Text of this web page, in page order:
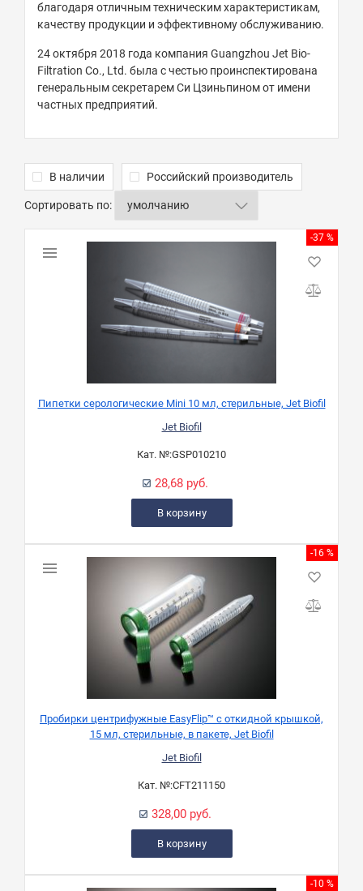
благодаря отличным техническим характеристикам,
качеству продукции и эффективному обслуживанию.
24 октября 2018 года компания Guangzhou Jet Bio-
Filtration Co., Ltd. была с честью проинспектирована
генеральным секретарем Си Цзиньпином от имени
частных предприятий.
В наличии Российский производитель
Сортировать по:
-37 %
Пипетки серологические Mini 10 мл, стерильные, Jet Biofil
Jet Biofil
Кат. №:GSP010210
28,68 руб.
В корзину
-16 %
Пробирки центрифужные EasyFlip™ с откидной крышкой,
15 мл, стерильные, в пакете, Jet Biofil
Jet Biofil
Кат. №:CFT211150
328,00 руб.
В корзину
-10 %